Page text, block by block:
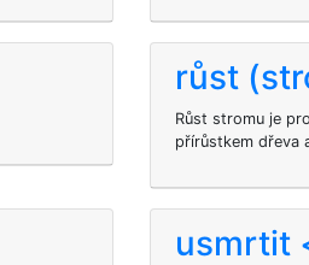
růst
Růst stromu je
přírůstkem dřeva
usmrtit